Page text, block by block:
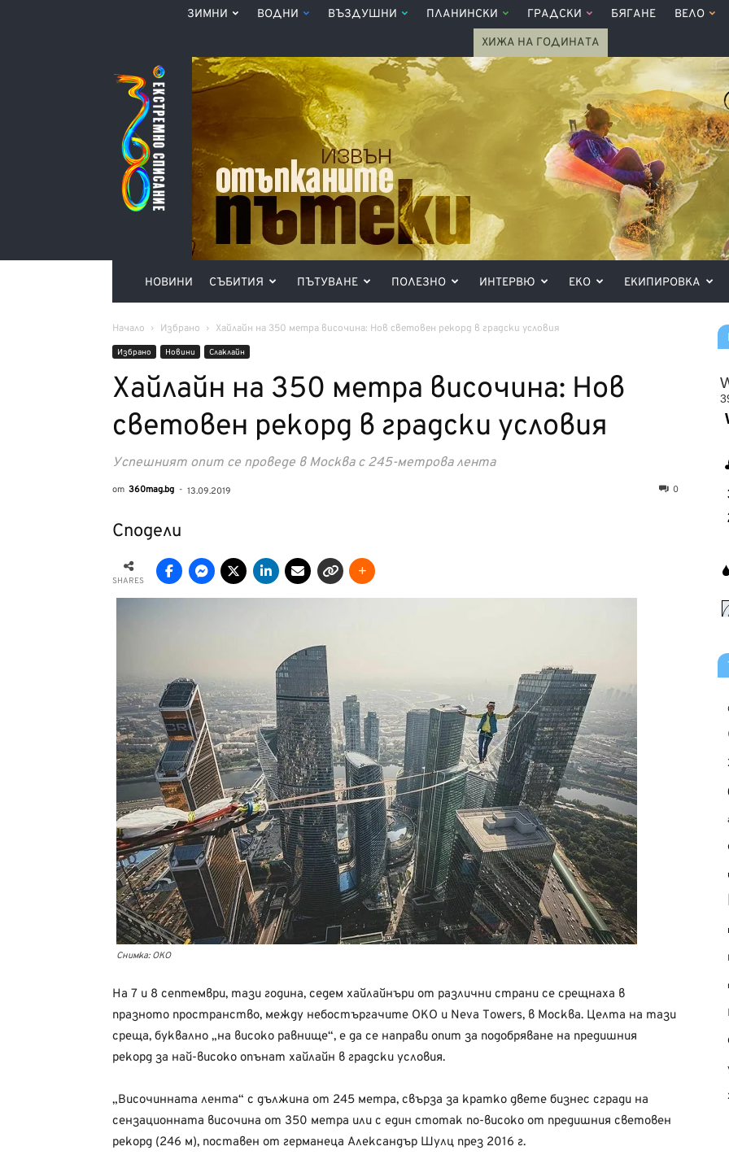
ЗИМНИ ВОДНИ ВЪЗДУШНИ ПЛАНИНСКИ ГРАДСКИ БЯГАНЕ ВЕЛО
ХИЖА НА ГОДИНАТА
Списание
360°
НОВИНИ СЪБИТИЯ ПЪТУВАНЕ ПОЛЕЗНО ИНТЕРВЮ ЕКО ЕКИПИРОВКА
Начало Избрано Хайлайн на 350 метра височина: Нов световен рекорд в градски условия
Избрано Новини Слаклайн
Хайлайн на 350 метра височина: Нов
световен рекорд в градски условия
Успешният опит се проведе в Москва с 245-метрова лента
от 360mag.bg - 13.09.2019 0
Сподели
SHARES
Снимка: ОКО
На 7 и 8 септември, тази година, седем хайлайнъри от различни страни се срещнаха в
празното пространство, между небостъргачите ОКО и Neva Towers, в Москва. Целта на тази
среща, буквално „на високо равнище“, е да се направи опит за подобряване на предишния
рекорд за най-високо опънат хайлайн в градски условия.
„Височинната лента“ с дължина от 245 метра, свърза за кратко двете бизнес сгради на
сензационната височина от 350 метра или с един стотак по-високо от предишния световен
рекорд (246 м), поставен от германеца Александър Шулц през 2016 г.